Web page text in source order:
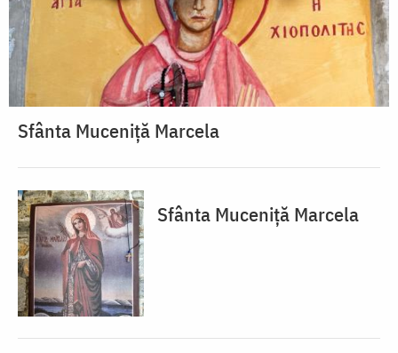
Sfânta Muceniță Marcela
Sfânta Muceniță Marcela